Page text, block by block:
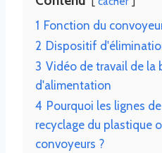
1 Fonction du
2 Dispositif
3 Vidéo de travail de la
d'alimentation
4 Pourquoi les lignes
recyclage du plastique
convoyeurs ?